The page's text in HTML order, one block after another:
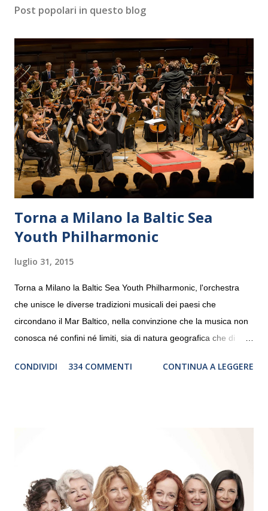
Post popolari in questo blog
Torna a Milano la Baltic Sea
Youth Philharmonic
luglio 31, 2015
Torna a Milano la Baltic Sea Youth Philharmonic, l'orchestra
che unisce le diverse tradizioni musicali dei paesi che
circondano il Mar Baltico, nella convinzione che la musica non
conosca né confini né limiti, sia di natura geografica che di
debutterà il 10 settembre a Heiden, in Germania, e toccherà, in
“Settembre dell’Accademia” dove si esibirà per il secondo anno
consecutivo. Il pubblico milanese avrà il piacere di applaudire i
giovani artisti della Baltic Sea Youth Philharmonic per la quarta
CONDIVIDI 334 COMMENTI CONTINUA A LEGGERE